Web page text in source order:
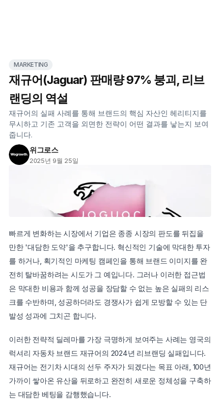
MARKETING
재규어(Jaguar) 판매량 97% 붕괴, 리브
랜딩의 역설
재규어의 실패 사례를 통해 브랜드의 핵심 자산인 헤리티지를
무시하고 기존 고객을 외면한 전략이 어떤 결과를 낳는지 보여
줍니다.
위그로스
2025년 9월 25일
빠르게 변화하는 시장에서 기업은 종종 시장의 판도를 뒤집을
만한 '대담한 도약'을 추구합니다. 혁신적인 기술에 막대한 투자
를 하거나, 획기적인 마케팅 캠페인을 통해 브랜드 이미지를 완
전히 탈바꿈하려는 시도가 그 예입니다. 그러나 이러한 접근법
은 막대한 비용과 함께 성공을 장담할 수 없는 높은 실패의 리스
크를 수반하며, 성공하더라도 경쟁사가 쉽게 모방할 수 있는 단
발성 성과에 그치곤 합니다.
이러한 전략적 딜레마를 가장 극명하게 보여주는 사례는 영국의
럭셔리 자동차 브랜드 재규어의 2024년 리브랜딩 실패입니다.
재규어는 전기차 시대의 선두 주자가 되겠다는 목표 아래, 100년
가까이 쌓아온 유산을 뒤로하고 완전히 새로운 정체성을 구축하
는 대담한 베팅을 감행했습니다.